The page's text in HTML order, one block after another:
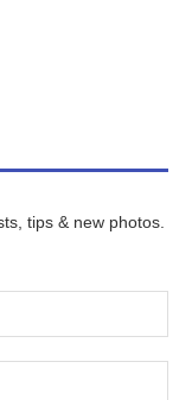
tips & new photos.